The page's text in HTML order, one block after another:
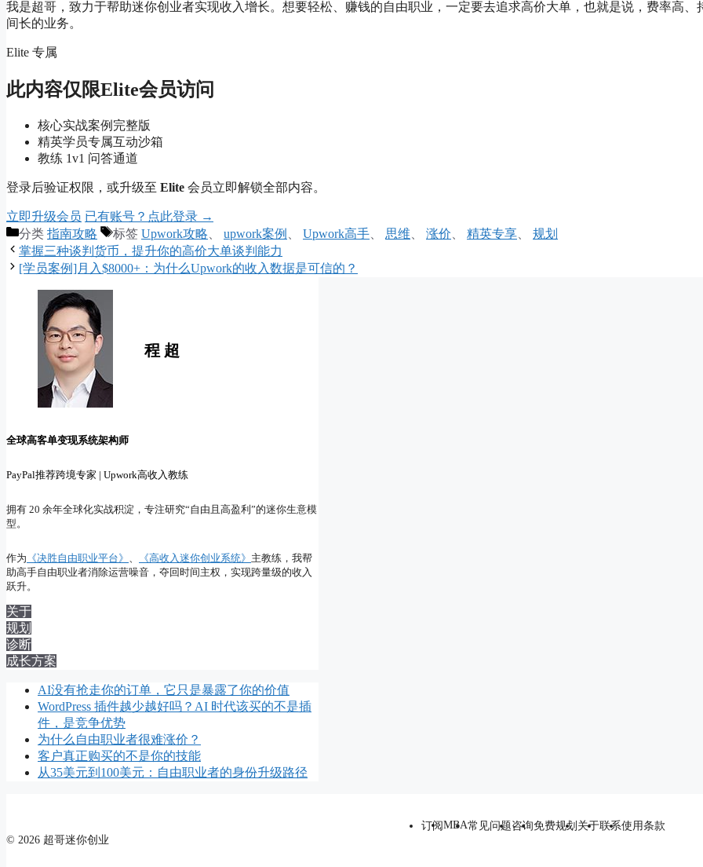
我是超哥，致力于帮助迷你创业者实现收入增长。想要轻松、赚钱的自由职业，一定要去追求高价大单，也就是说，费率高、
间长的业务。
Elite 专属
此内容仅限Elite会员访问
核心实战案例完整版
精英学员专属互动沙箱
教练 1v1 问答通道
登录后验证权限，或升级至 Elite 会员立即解锁全部内容。
立即升级会员 已有账号？点此登录 →
分类 指南攻略 标签 Upwork攻略 upwork案例 Upwork高手 思维 涨价 精英专享
规划
掌握三种谈判货币，提升你的高价大单谈判能力
[学员案例]月入$8000+：为什么Upwork的收入数据是可信的？
程 超
全球高客单变现系统架构师
PayPal推荐跨境专家 | Upwork高收入教练
拥有 20 余年全球化实战积淀，专注研究“自由且高盈利”的迷你生意模
型。
作为 《决胜自由职业平台》 、 《高收入迷你创业系统》 主教练，我帮
助高手自由职业者消除运营噪音，夺回时间主权，实现跨量级的收入
跃升。
关于
规划
诊断
成长方案
AI没有抢走你的订单，它只是暴露了你的价值
WordPress 插件越少越好吗？AI 时代该买的不是插
件，是竞争优势
为什么自由职业者很难涨价？
客户真正购买的不是你的技能
从35美元到100美元：自由职业者的身份升级路径
订阅MBA常见问题咨询免费规划 关于联系使用条款
© 2026 超哥迷你创业